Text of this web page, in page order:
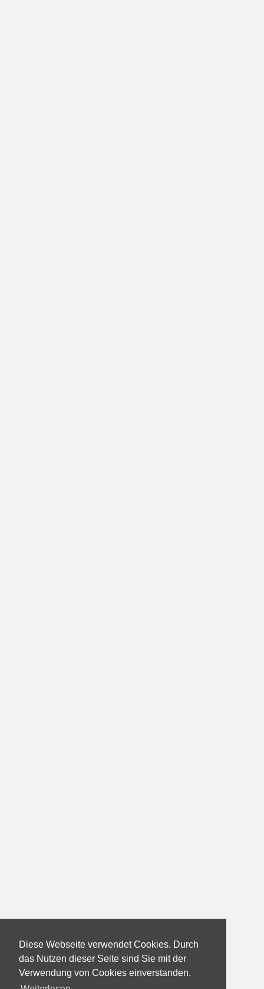
Diese Webseite verwendet Cookies. Durch
das Nutzen dieser Seite sind Sie mit der
Verwendung von Cookies einverstanden.